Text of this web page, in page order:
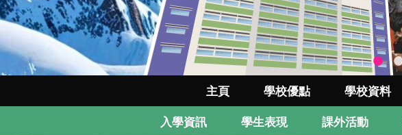
主頁 學校優點 學校資料
入學資訊 學生表現 課外活動